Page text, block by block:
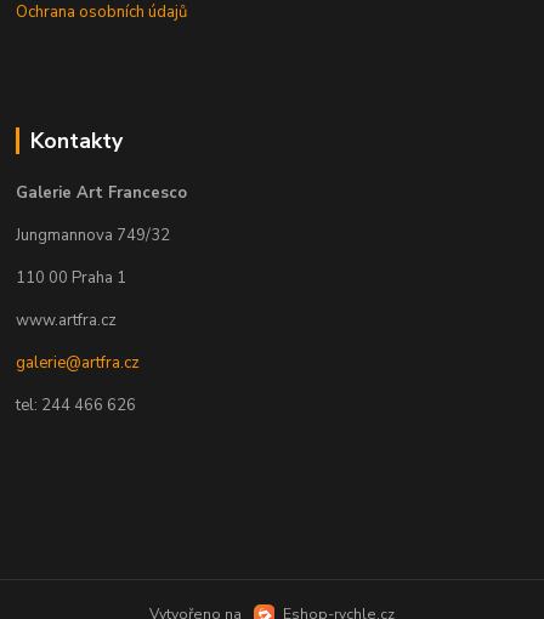
Ochrana osobních údajů
Kontakty
Galerie Art Francesco
Jungmannova 749/32
110 00 Praha 1
www.artfra.cz
galerie@artfra.cz
tel: 244 466 626
Vytvořeno na Eshop-rychle.cz